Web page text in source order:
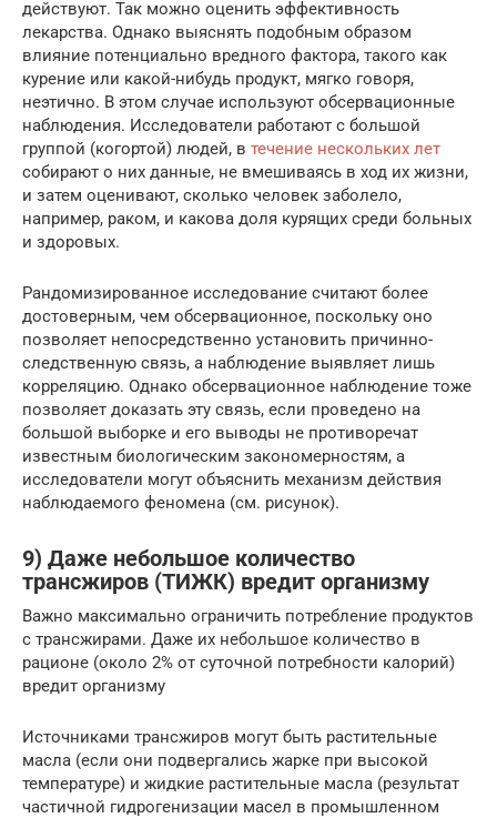
действуют. Так можно оценить эффективность
лекарства. Однако выяснять подобным образом
влияние потенциально вредного фактора, такого как
курение или какой-нибудь продукт, мягко говоря,
неэтично. В этом случае используют обсервационные
наблюдения. Исследователи работают с большой
группой (когортой) людей, в течение нескольких лет
собирают о них данные, не вмешиваясь в ход их жизни,
и затем оценивают, сколько человек заболело,
например, раком, и какова доля курящих среди больных
и здоровых.
Рандомизированное исследование считают более
достоверным, чем обсервационное, поскольку оно
позволяет непосредственно установить причинно-
следственную связь, а наблюдение выявляет лишь
корреляцию. Однако обсервационное наблюдение тоже
позволяет доказать эту связь, если проведено на
большой выборке и его выводы не противоречат
известным биологическим закономерностям, а
исследователи могут объяснить механизм действия
наблюдаемого феномена (см. рисунок).
9) Даже небольшое количество
трансжиров (ТИЖК) вредит организму
Важно максимально ограничить потребление продуктов
с трансжирами. Даже их небольшое количество в
рационе (около 2% от суточной потребности калорий)
вредит организму
Источниками трансжиров могут быть растительные
масла (если они подвергались жарке при высокой
температуре) и жидкие растительные масла (результат
частичной гидрогенизации масел в промышленном